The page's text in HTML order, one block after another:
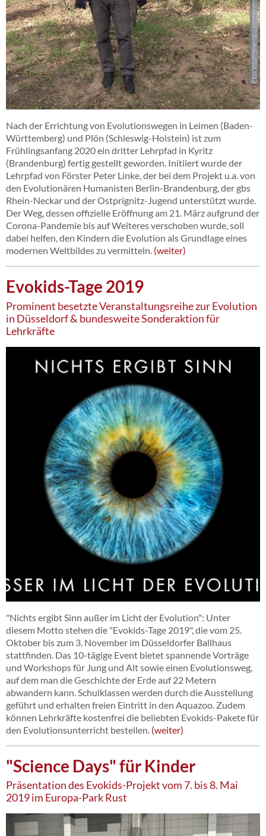
Nach der Errichtung von Evolutionswegen in Leimen (Baden-
Württemberg) und Plön (Schleswig-Holstein) ist zum
Frühlingsanfang 2020 ein dritter Lehrpfad in Kyritz
(Brandenburg) fertig gestellt geworden. Initiiert wurde der
Lehrpfad von Förster Peter Linke, der bei dem Projekt u.a. von
den Evolutionären Humanisten Berlin-Brandenburg, der gbs
Rhein-Neckar und der Ostprignitz-Jugend unterstützt wurde.
Der Weg, dessen offizielle Eröffnung am 21. März aufgrund der
Corona-Pandemie bis auf Weiteres verschoben wurde, soll
dabei helfen, den Kindern die Evolution als Grundlage eines
modernen Weltbildes zu vermitteln. weiter
Evokids-Tage 2019
Prominent besetzte Veranstaltungsreihe zur Evolution
in Düsseldorf & bundesweite Sonderaktion für
Lehrkräfte
"Nichts ergibt Sinn außer im Licht der Evolution": Unter
diesem Motto stehen die "Evokids-Tage 2019", die vom 25.
Oktober bis zum 3. November im Düsseldorfer Ballhaus
stattfinden. Das 10-tägige Event bietet spannende Vorträge
und Workshops für Jung und Alt sowie einen Evolutionsweg,
auf dem man die Geschichte der Erde auf 22 Metern
abwandern kann. Schulklassen werden durch die Ausstellung
geführt und erhalten freien Eintritt in den Aquazoo. Zudem
können Lehrkräfte kostenfrei die beliebten Evokids-Pakete für
den Evolutionsunterricht bestellen. weiter
"Science Days" für Kinder
Präsentation des Evokids-Projekt vom 7. bis 8. Mai
2019 im Europa-Park Rust